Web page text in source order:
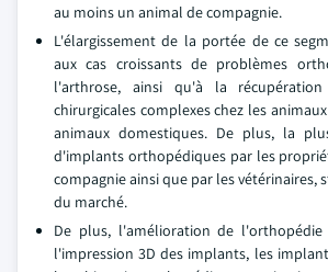
au moins un animal de compagnie.
L'élargissement de la portée de ce
aux cas croissants de problèmes
l'arthrose, ainsi qu'à la
chirurgicales complexes chez les
animaux domestiques. De plus, la
d'implants orthopédiques par les
compagnie ainsi que par les vétérinaires,
du marché.
De plus, l'amélioration de l'orthopédie
l'impression 3D des implants, les